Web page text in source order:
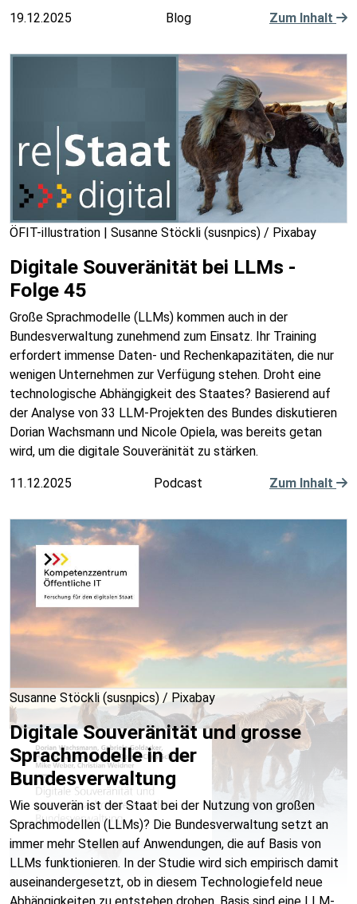
19.12.2025 Blog Zum Inhalt
ÖFIT-illustration | Susanne Stöckli (susnpics) / Pixabay
Digitale Souveränität bei LLMs -
Folge 45
Große Sprachmodelle (LLMs) kommen auch in der
Bundesverwaltung zunehmend zum Einsatz. Ihr Training
erfordert immense Daten- und Rechenkapazitäten, die nur
wenigen Unternehmen zur Verfügung stehen. Droht eine
technologische Abhängigkeit des Staates? Basierend auf
der Analyse von 33 LLM-Projekten des Bundes diskutieren
Dorian Wachsmann und Nicole Opiela, was bereits getan
wird, um die digitale Souveränität zu stärken.
11.12.2025 Podcast Zum Inhalt
Susanne Stöckli (susnpics) / Pixabay
Digitale Souveränität und grosse
Sprachmodelle in der
Bundesverwaltung
Wie souverän ist der Staat bei der Nutzung von großen
Sprachmodellen (LLMs)? Die Bundesverwaltung setzt an
immer mehr Stellen auf Anwendungen, die auf Basis von
LLMs funktionieren. In der Studie wird sich empirisch damit
auseinandergesetzt, ob in diesem Technologiefeld neue